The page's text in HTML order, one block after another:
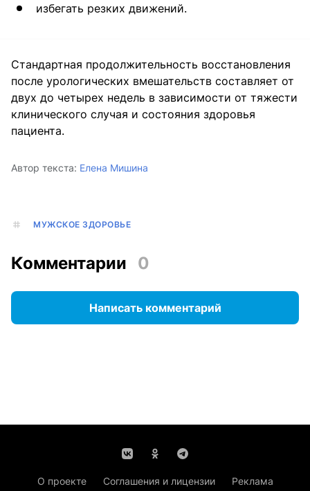
избегать резких движений.
Стандартная продолжительность восстановления
после урологических вмешательств составляет от
двух до четырех недель в зависимости от тяжести
клинического случая и состояния здоровья
пациента.
Автор текста: Елена Мишина
МУЖСКОЕ ЗДОРОВЬЕ
Комментарии 0
Написать комментарий
О проекте Соглашения и лицензии
Реклама